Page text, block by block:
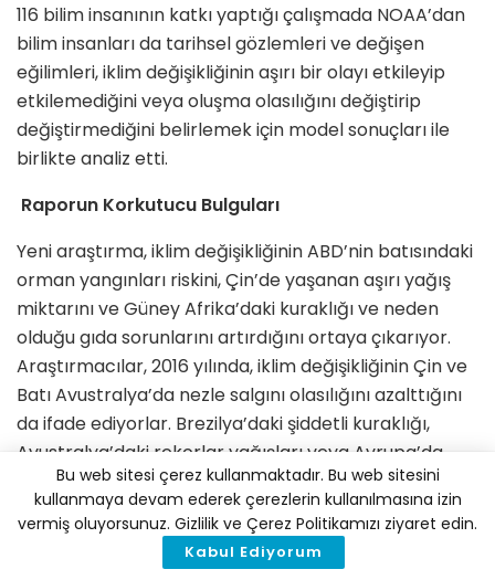
116 bilim insanının katkı yaptığı çalışmada NOAA’dan
bilim insanları da tarihsel gözlemleri ve değişen
eğilimleri, iklim değişikliğinin aşırı bir olayı etkileyip
etkilemediğini veya oluşma olasılığını değiştirip
değiştirmediğini belirlemek için model sonuçları ile
birlikte analiz etti.
Raporun Korkutucu Bulguları
Yeni araştırma, iklim değişikliğinin ABD’nin batısındaki
orman yangınları riskini, Çin’de yaşanan aşırı yağış
miktarını ve Güney Afrika’daki kuraklığı ve neden
olduğu gıda sorunlarını artırdığını ortaya çıkarıyor.
Araştırmacılar, 2016 yılında, iklim değişikliğinin Çin ve
Batı Avustralya’da nezle salgını olasılığını azalttığını
da ifade ediyorlar. Brezilya’daki şiddetli kuraklığı,
Avustralya’daki rekorlar yağışları veya Avrupa’da
hava kalitesini kötüleştiren durgun hava koşullarını
inceleyen bilim insanları bu olayların iklim değişikliği
ile kesin bir bağlantısını bulamadıklarını belirtiyorlar.
Bu web sitesi çerez kullanmaktadır. Bu web sitesini
kullanmaya devam ederek çerezlerin kullanılmasına izin
vermiş oluyorsunuz. Gizlilik ve Çerez Politikamızı ziyaret edin.
Kabul Ediyorum